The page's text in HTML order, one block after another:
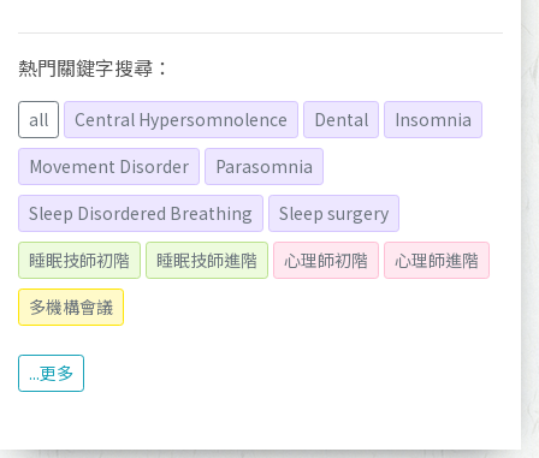
熱門關鍵字搜尋：
all Central Hypersomnolence Dental
Insomnia
Movement Disorder
Parasomnia
Sleep Disordered Breathing
Sleep surgery
睡眠技師初階
睡眠技師進階 心理師初階
心理師進階
多機構會議
...更多